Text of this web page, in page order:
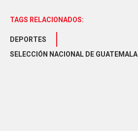
TAGS RELACIONADOS:
DEPORTES
SELECCIÓN NACIONAL DE GUATEMALA